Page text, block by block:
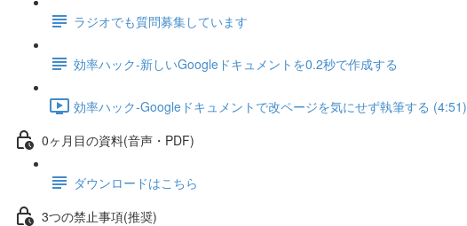
ラジオでも質問募集しています
効率ハック-新しいGoogleドキュメントを0.2秒で作成する
効率ハック-Googleドキュメントで改ページを気にせず執筆する (4:51)
0ヶ月目の資料(音声・PDF)
ダウンロードはこちら
3つの禁止事項(推奨)